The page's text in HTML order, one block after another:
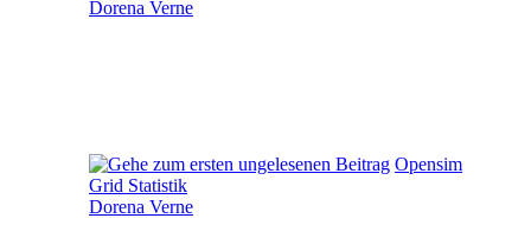
Dorena Verne
Opensim
Grid Statistik
Dorena Verne